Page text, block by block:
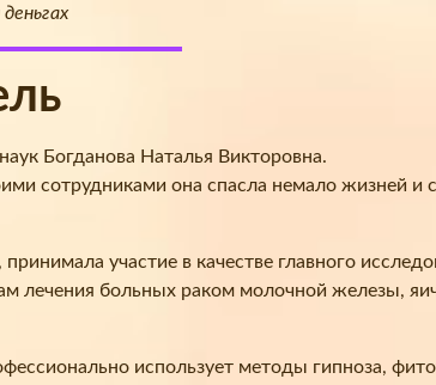
Богданова Наталья Викторовна.
сотрудниками она спасла немало жизней и
участие в качестве главного
лечения больных раком молочной железы,
использует методы гипноза,